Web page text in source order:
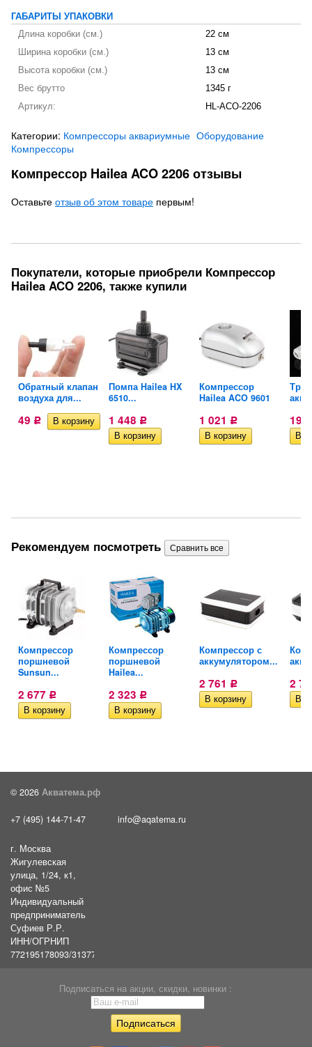
ГАБАРИТЫ УПАКОВКИ
Длина коробки (см.)
22 см
Ширина коробки (см.)
13 см
Высота коробки (см.)
13 см
Вес брутто
1345 г
Артикул:
HL-ACO-2206
Категории: Компрессоры аквариумные Оборудование
Компрессоры
Компрессор Hailea ACO 2206 отзывы
Оставьте отзыв об этом товаре первым!
Покупатели, которые приобрели Компрессор
Hailea ACO 2206, также купили
Обратный клапан
воздуха для...
49 Р
Помпа Hailea HX
6510...
1 448 Р
Компрессор
Hailea ACO 9601
1 021 Р
Рекомендуем посмотреть
Компрессор
поршневой
Sunsun...
2 677 Р
Компрессор
поршневой
Hailea...
2 323 Р
Компрессор с
аккумулятором...
2 761 Р 2
© 2026 Акватема.рф
+7 (495) 144-71-47 info@aqatema.ru
г. Москва
Жигулевская
улица, 1/24, к1,
офис №5
Индивидуальный
предприниматель
Суфиев Р.Р.
ИНН/ОГРНИП
772195178093/31377461610054
Подписаться на акции, скидки, новинки :